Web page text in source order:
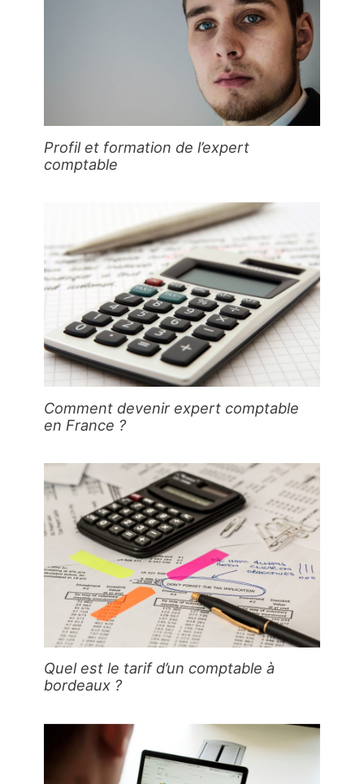
Profil et formation de l’expert
comptable
Comment devenir expert comptable
en France ?
Quel est le tarif d’un comptable à
bordeaux ?